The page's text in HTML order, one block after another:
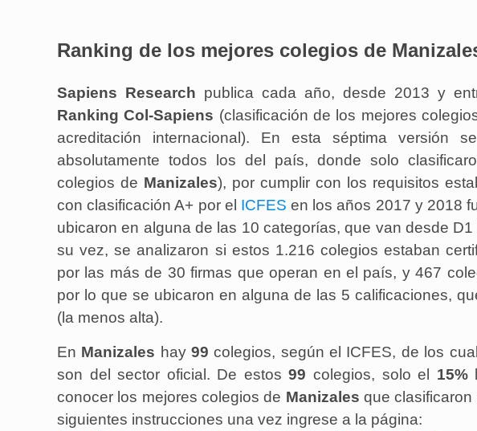
Ranking de los mejores colegios de
Sapiens Research publica cada año, desde 2013 y
Ranking Col-Sapiens (clasificación de los mejores
acreditación internacional). En esta séptima versión
absolutamente todos los del país, donde solo
colegios de Manizales), por cumplir con los requisitos
con clasificación A+ por el ICFES en los años 2017 y 2018
ubicaron en alguna de las 10 categorías, que van desde
su vez, se analizaron si estos 1.216 colegios estaban
por las más de 30 firmas que operan en el país, y 467
por lo que se ubicaron en alguna de las 5 calificaciones,
(la menos alta).
En Manizales hay99colegios, según el ICFES, de los
son del sector oficial. De estos99 colegios, solo el 15%
conocer los mejores colegios de Manizales que clasificaron
siguientes instrucciones una vez ingrese a la página: